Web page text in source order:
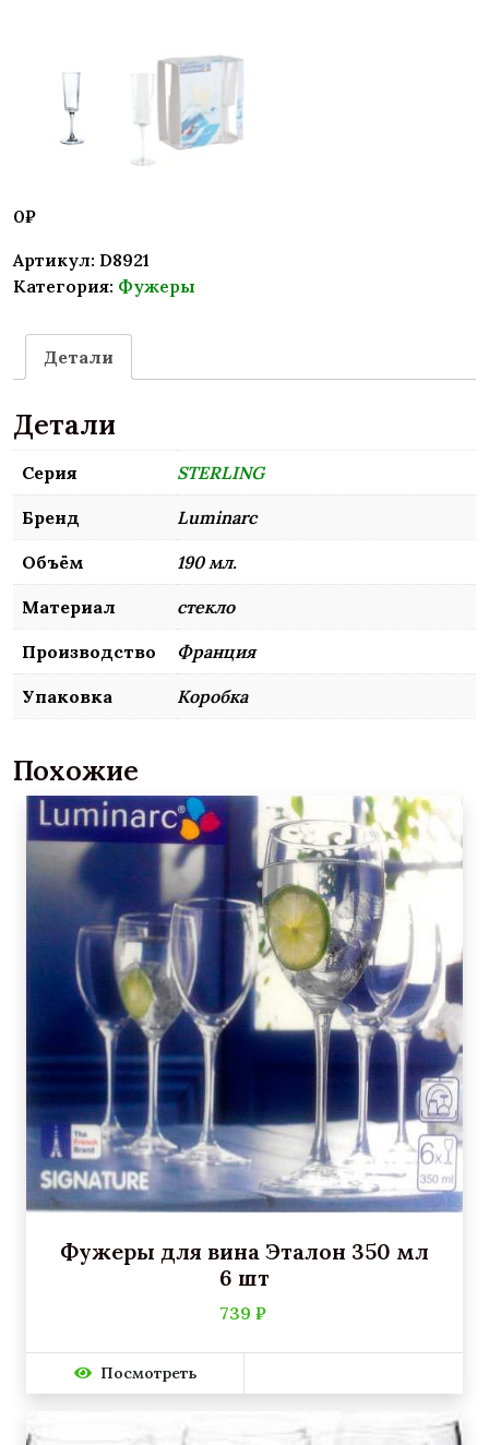
0₽
Артикул: D8921
Категория: Фужеры
Детали
Детали
Серия STERLING
Бренд Luminarc
Объём 190 мл.
Материал стекло
Производство Франция
Упаковка Коробка
Похожие
Фужеры для вина Эталон 350 мл
6 шт
739 ₽
Посмотреть